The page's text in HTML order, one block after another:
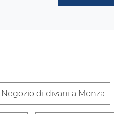
Negozio di divani a Monza